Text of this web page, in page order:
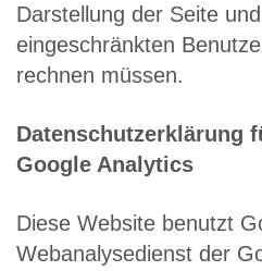
Darstellung der Seite
eingeschränkten
rechnen müssen.
Datenschutzerklärung
Google Analytics
Diese Website benutzt
Webanalysedienst der